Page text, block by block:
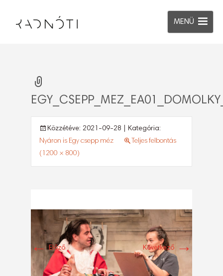
MENÜ
Közzétéve: 2021-09-28 | Kategória:
Nyáron is Egy csepp méz
Teljes felbontás
(1200 × 800)
←Előző Következő →